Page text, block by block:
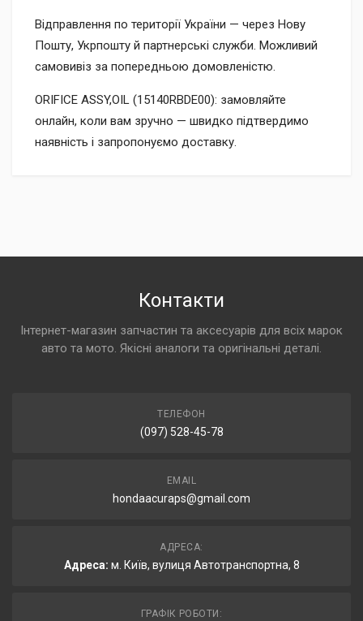
Відправлення по території України — через Нову
Пошту, Укрпошту й партнерські служби. Можливий
самовивіз за попередньою домовленістю.
ORIFICE ASSY,OIL (15140RBDE00): замовляйте
онлайн, коли вам зручно — швидко підтвердимо
наявність і запропонуємо доставку.
Контакти
Інтернет-магазин запчастин та аксесуарів для всіх марок
авто та мото. Якісні аналоги та оригінальні деталі.
ТЕЛЕФОН
(097) 528-45-78
EMAIL
hondaacuraps@gmail.com
АДРЕСА:
Адреса: м. Київ, вулиця Автотранспортна, 8
ГРАФІК РОБОТИ: